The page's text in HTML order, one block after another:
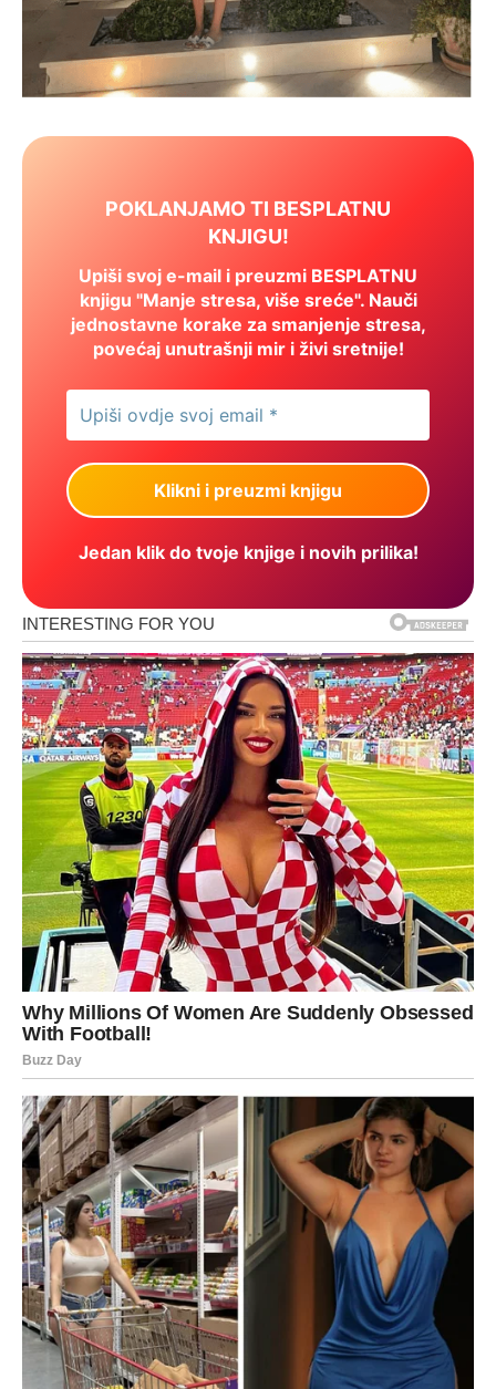
POKLANJAMO TI BESPLATNU
KNJIGU!
Upiši svoj e-mail i preuzmi BESPLATNU
knjigu "Manje stresa, više sreće". Nauči
jednostavne korake za smanjenje stresa,
povećaj unutrašnji mir i živi sretnije!
Jedan klik do tvoje knjige i novih prilika!